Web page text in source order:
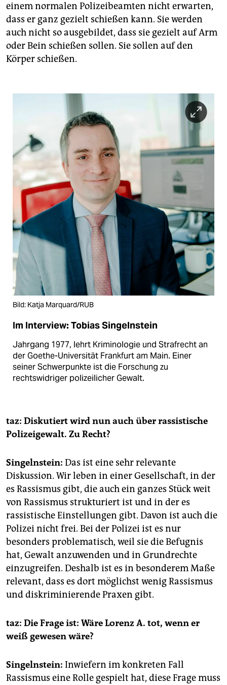
einem normalen Polizeibeamten nicht erwarten,
dass er ganz gezielt schießen kann. Sie werden
auch nicht so ausgebildet, dass sie gezielt auf Arm
oder Bein schießen sollen. Sie sollen auf den
Körper schießen.
Bild: Katja Marquard/RUB
Im Interview: Tobias Singelnstein
Jahrgang 1977, lehrt Kriminologie und Strafrecht an
der Goethe-Universität Frankfurt am Main. Einer
seiner Schwerpunkte ist die Forschung zu
rechtswidriger polizeilicher Gewalt.
taz: Diskutiert wird nun auch über rassistische
Polizeigewalt. Zu Recht?
Singelnstein: Das ist eine sehr relevante
Diskussion. Wir leben in einer Gesellschaft, in der
es Rassismus gibt, die auch ein ganzes Stück weit
von Rassismus strukturiert ist und in der es
rassistische Einstellungen gibt. Davon ist auch die
Polizei nicht frei. Bei der Polizei ist es nur
besonders problematisch, weil sie die Befugnis
hat, Gewalt anzuwenden und in Grundrechte
einzugreifen. Deshalb ist es in besonderem Maße
relevant, dass es dort möglichst wenig Rassismus
und diskriminierende Praxen gibt.
taz: Die Frage ist: Wäre Lorenz A. tot, wenn er
weiß gewesen wäre?
Singelnstein: Inwiefern im konkreten Fall
Rassismus eine Rolle gespielt hat, diese Frage muss